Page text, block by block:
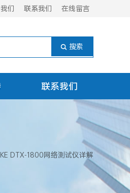
们 联系我们 在线留言
联系我们
DTX-1800网络测试仪详解